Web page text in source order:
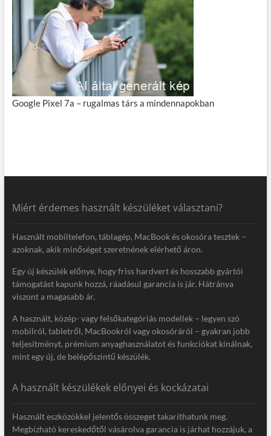
Google Pixel 7a – rugalmas társ a mindennapokban
Miért érdemes használt készüléket választani?
Használt mobiltelefon, táblagép, MacBook és okosóra tesztek –
azoknak, akik minőséget szeretnének elérhető áron.
Egy új készülék előnye, hogy friss hardvert és hosszabb gyártói
támogatást kapunk hozzá, ráadásul garancia is jár. Hátránya
viszont a magasabb ár.
A használt, közép- vagy felsőkategóriás modellek – legyen szó
mobilról, tabletről, MacBookról vagy okosóráról – gyakran jobb
teljesítményt, prémium anyaghasználatot és funkciókat kínálnak,
mint egy új, de belépőszintű készülék.
A használt készülékek előnyei és kockázatai
Használt eszközökkel jelentős összeget takaríthatunk meg.
Megbízható kereskedőtől vásárolva garancia is járhat hozzájuk, a